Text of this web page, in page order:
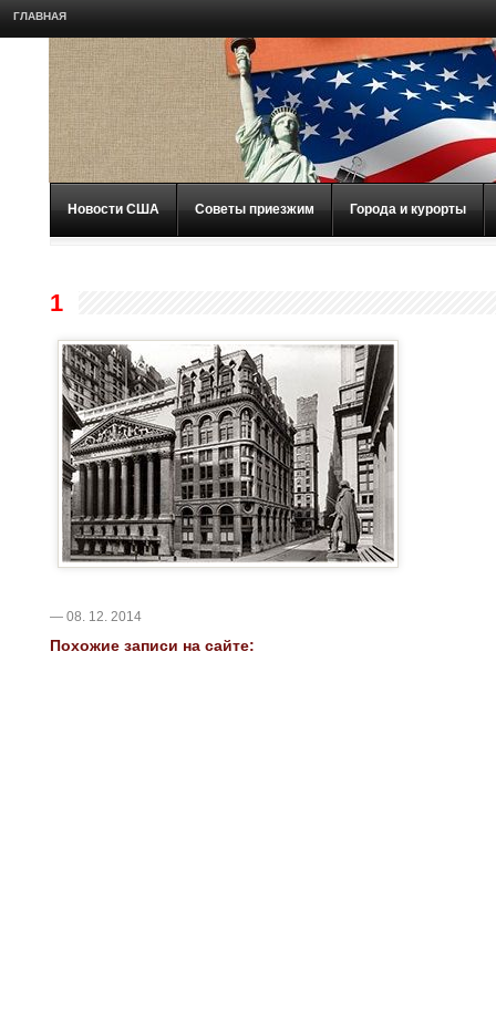
ГЛАВНАЯ
Новости США Советы приезжим Города и курорты
1
— 08. 12. 2014
Похожие записи на сайте: